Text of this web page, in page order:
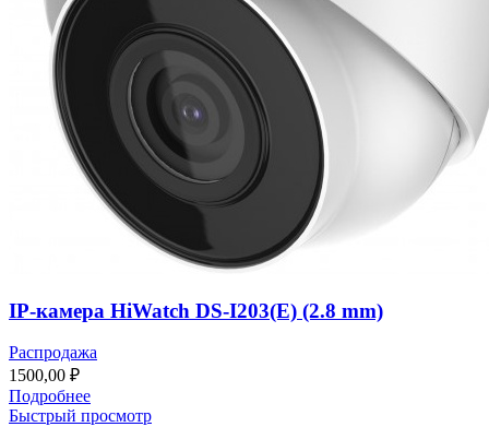
IP-камера HiWatch DS-I203(E) (2.8 mm)
Распродажа
1500,00 ₽
Подробнее
Быстрый просмотр